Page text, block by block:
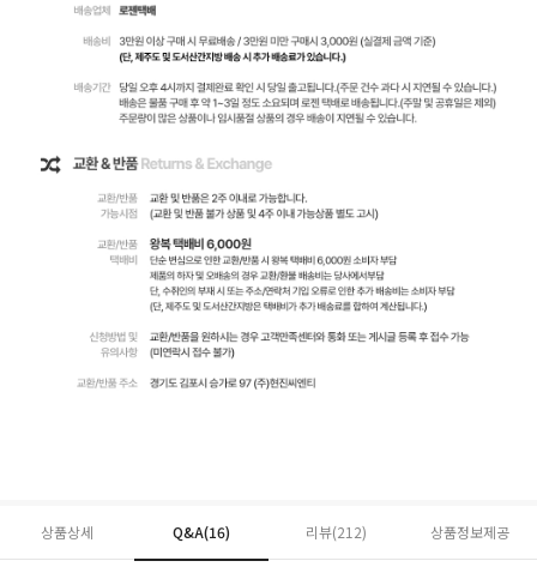
상품상세 Q&A(16) 리뷰(212) 상품정보제공